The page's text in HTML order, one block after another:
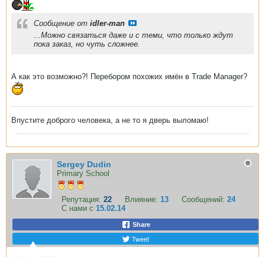
Сообщение от idler-man
...Можно связаться даже и с теми, что только ждут
пока заказ, но чуть сложнее.
А как это возможно?! Перебором похожих имён в Trade Manager?
Впустите доброго человека, а не то я дверь выломаю!
Sergey Dudin
Primary School
Репутация: 22 Влияние: 13 Сообщений: 24
С нами с 15.02.14
Share
Tweet